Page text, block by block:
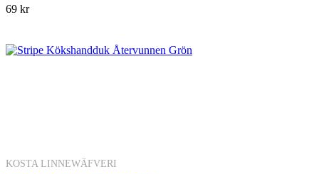
69 kr
KOSTA LINNEWÄFVERI